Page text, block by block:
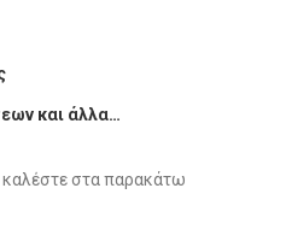
και άλλα…
καλέστε στα παρακάτω